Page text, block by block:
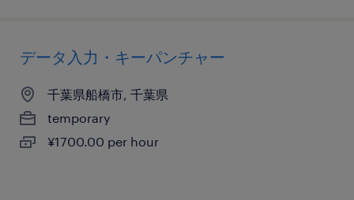
データ入力・キーパンチャー
千葉県船橋市, 千葉県
temporary
¥1700.00 per hour